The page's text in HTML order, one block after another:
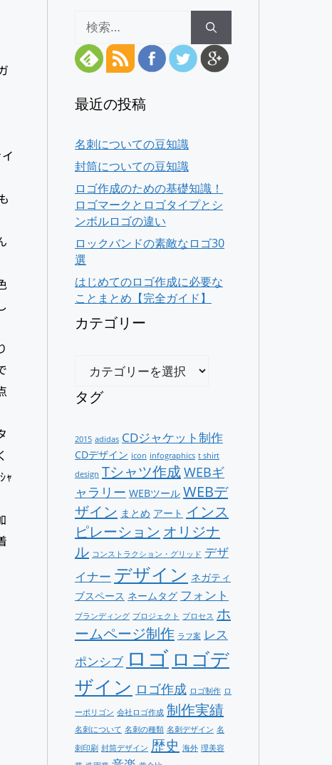
ｬ
索:
最近の投稿
名刺についての豆知識
封筒についての豆知識
ロゴ作成のための基礎知識！
ロゴマークとロゴタイプとシ
ンボルロゴの違い
ロックバンドの素敵なロゴ30
選
はじめてのロゴ作成に必要な
ことまとめ【完全ガイド】
カテゴリー
ゴ
タグ
2015 adidas CDジャケット制作
CDデザイン icon infographics t shirt
design Tシャツ作成WEBギ
ャラリー WEBツール WEBデ
ザイン まとめ アート インス
ピレーション オリジナ
ル コンストラクション・グリッド デザ
イナー デザイン ネガティ
ブスペース ネームタグ フォント
ブランディング プロジェクト プロセス ホ
ームページ制作 ラフ案 レス
ポンシブ ロゴ ロゴデ
ザイン ロゴ作成 ロゴ制作 ロ
ーポリゴン 会社ロゴ作成 制作実績
名刺について 名刺の種類 名刺デザイン 名
刺印刷 封筒デザイン 歴史 海外 理美容